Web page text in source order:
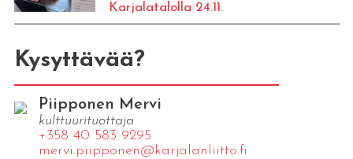
Karjalatalolla 24.11.
Kysyttävää?
Piipponen Mervi
kulttuurituottaja
+358 40 583 9295
mervi.​piipponen@​kar​jala​nlii​tto.​fi